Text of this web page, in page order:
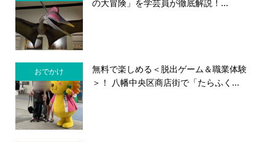
の大冒険」を学芸員が徹底解説！...
おでかけ
無料で楽しめる＜脱出ゲーム＆職業体験
＞！ 八幡中央区商店街で「たらふく...